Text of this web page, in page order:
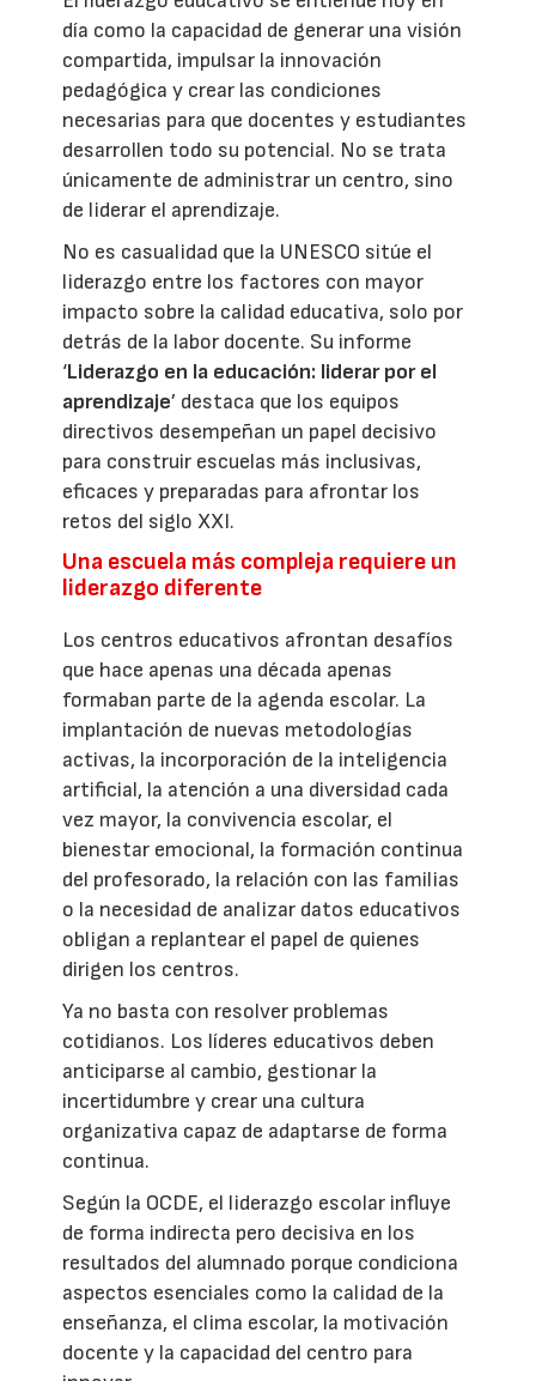
día como la capacidad de generar una visión
compartida, impulsar la innovación
pedagógica y crear las condiciones
necesarias para que docentes y estudiantes
desarrollen todo su potencial. No se trata
únicamente de administrar un centro, sino
de liderar el aprendizaje.
No es casualidad que la UNESCO sitúe el
liderazgo entre los factores con mayor
impacto sobre la calidad educativa, solo por
detrás de la labor docente. Su informe
‘Liderazgo en la educación: liderar por el
aprendizaje’ destaca que los equipos
directivos desempeñan un papel decisivo
para construir escuelas más inclusivas,
eficaces y preparadas para afrontar los
retos del siglo XXI.
Una escuela más compleja requiere un
liderazgo diferente
Los centros educativos afrontan desafíos
que hace apenas una década apenas
formaban parte de la agenda escolar. La
implantación de nuevas metodologías
activas, la incorporación de la inteligencia
artificial, la atención a una diversidad cada
vez mayor, la convivencia escolar, el
bienestar emocional, la formación continua
del profesorado, la relación con las familias
o la necesidad de analizar datos educativos
obligan a replantear el papel de quienes
dirigen los centros.
Ya no basta con resolver problemas
cotidianos. Los líderes educativos deben
anticiparse al cambio, gestionar la
incertidumbre y crear una cultura
organizativa capaz de adaptarse de forma
continua.
Según la OCDE, el liderazgo escolar influye
de forma indirecta pero decisiva en los
resultados del alumnado porque condiciona
aspectos esenciales como la calidad de la
enseñanza, el clima escolar, la motivación
docente y la capacidad del centro para